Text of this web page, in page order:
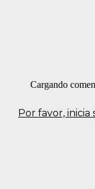
Por favor, inicia
Cargando